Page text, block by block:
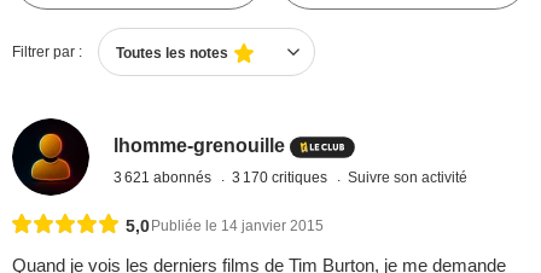
Filtrer par : Toutes les notes
lhomme-grenouille
3 621 abonnés 3 170 critiques Suivre son activité
5,0 Publiée le 14 janvier 2015
Quand je vois les derniers films de Tim Burton, je me demande